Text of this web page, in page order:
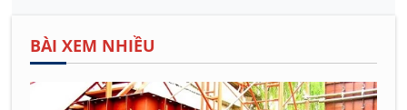
BÀI XEM NHIỀU